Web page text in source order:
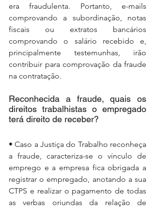
era fraudulenta. Portanto, e-mails
comprovando a subordinação, notas
fiscais ou extratos bancários
comprovando o salário recebido e,
principalmente testemunhas, irão
contribuir para comprovação da fraude
na contratação.
Reconhecida a fraude, quais os
direitos trabalhistas o empregado
terá direito de receber?
• Caso a Justiça do Trabalho reconheça
a fraude, caracteriza-se o vínculo de
emprego e a empresa fica obrigada a
registrar o empregado, anotando a sua
CTPS e realizar o pagamento de todas
as verbas oriundas da relação de